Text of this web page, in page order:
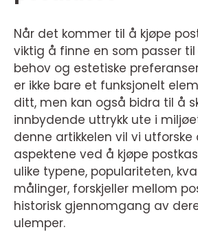
Når det kommer til å kjøpe
viktig å finne en som passer til
behov og estetiske
er ikke bare et funksjonelt
ditt, men kan også bidra til å
innbydende uttrykk ute i
denne artikkelen vil vi utforske
aspektene ved å kjøpe
ulike typene, populariteten,
målinger, forskjeller mellom
historisk gjennomgang av
ulemper.